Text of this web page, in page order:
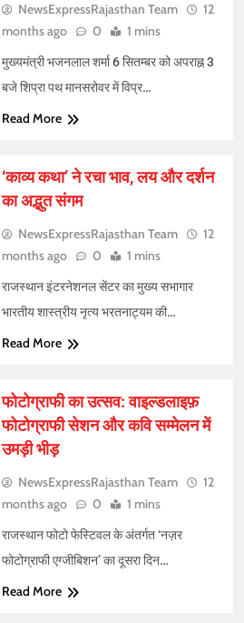
NewsExpressRajasthan Team
12
months ago
0 1 mins
मुख्यमंत्री भजनलाल शर्मा 6 सितम्बर को अपराह्न 3
बजे शिप्रा पथ मानसरोवर में विप्र…
Read More
‘काव्य कथा’ ने रचा भाव, लय और दर्शन
का अद्भुत संगम
NewsExpressRajasthan Team
12
months ago
0 1 mins
राजस्थान इंटरनेशनल सेंटर का मुख्य सभागार
भारतीय शास्त्रीय नृत्य भरतनाट्यम की…
Read More
फोटोग्राफी का उत्सव: वाइल्डलाइफ़
फोटोग्राफी सेशन और कवि सम्मेलन में
उमड़ी भीड़
NewsExpressRajasthan Team
12
months ago
0 1 mins
राजस्थान फोटो फेस्टिवल के अंतर्गत ‘नज़र
फोटोग्राफी एग्जीबिशन’ का दूसरा दिन…
Read More